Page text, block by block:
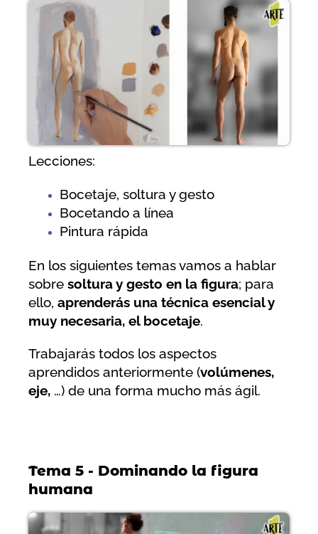
Lecciones:
Bocetaje, soltura y gesto
Bocetando a línea
Pintura rápida
En los siguientes temas vamos a hablar
sobre soltura y gesto en la figura; para
ello, aprenderás una técnica esencial y
muy necesaria, el bocetaje.
Trabajarás todos los aspectos
aprendidos anteriormente (volúmenes,
eje, …) de una forma mucho más ágil.
Tema 5 - Dominando la figura
humana